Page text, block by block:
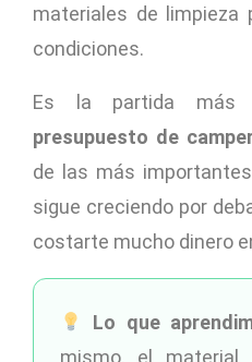
materiales de limpieza
condiciones.
Es la partida más
presupuesto de
de las más
sigue creciendo por
costarte mucho dinero
Lo que
mismo, el